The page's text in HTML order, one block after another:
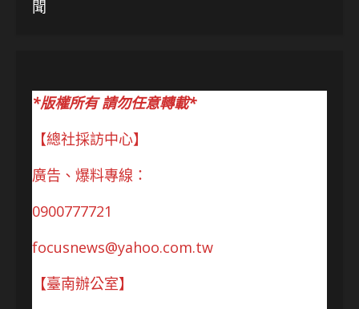
聞
*版權所有 請勿任意轉載*
【總社採訪中心】
廣告、爆料專線：
0900777721
focusnews@yahoo.com.tw
【臺南辦公室】